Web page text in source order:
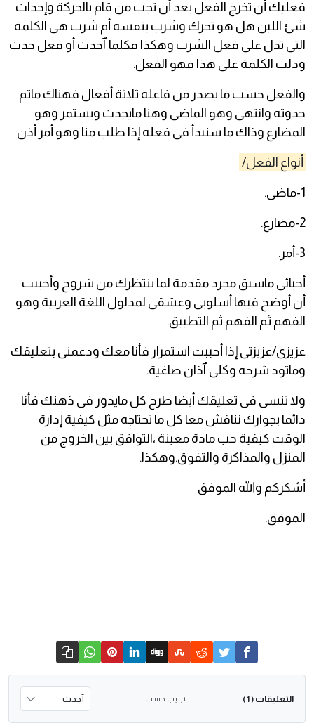
فعليك أن تخرج الفعل بعد أن تجب من قام بالحركة وإحداث
شئ اللبن هل هو تحرك وشرب بنفسه أم شرب هى الكلمة
التى تدل على فعل الشرب وهكذا فكلما ٱحدث أو فعل حدث
ودلت الكلمة على هذا فهو الفعل.
والفعل حسب ما يصدر من فاعله ثلاثة أفعال فهناك ماتم
حدوثه وانتهى وهو الماضى وهنا مايحدث ويستمر وهو
المضارع وذاك ما سنبدأ فى فعله إذا طلب منا وهو أمر أذن
أنواع الفعل/
1-ماضى.
2-مضارع.
3-أمر.
أحبائى ماسبق مجرد مقدمة لما ينتظرك من شروح وأحببت
أن أوضح فيها أسلوبى وعشقى لمدلول اللغة العربية وهو
الفهم ثم الفهم ثم التطبيق.
عزيزى/عزيزتى إذا أحببت استمرار فأنا معك ودعمنى بتعليقك
وماتود شرحه وكلى ٱذان صاغية.
ولا تنسى فى تعليقك أيضا طرح كل مايدور فى ذهنك فأنا
دائما بجوارك نناقش معا كل ما تحتاجه مثل كيفية إدارة
الوقت كيفية حب مادة معينة ،التوافق بين الخروج من
المنزل والمذاكرة والتفوق.وهكذا.
أشكركم والله الموفق
الموفق.
التعليقات ( 1 ) ترتيب حسب